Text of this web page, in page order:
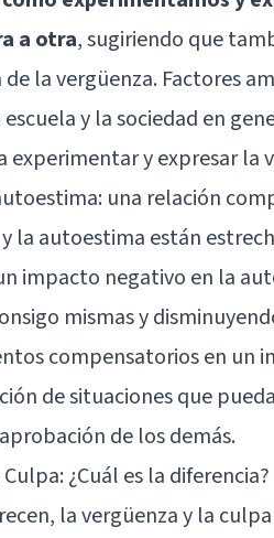
a otra, sugiriendo que
de la vergüenza. Factores
y la sociedad en
experimentar y expresar la
una relación
la autoestima están
impacto negativo en la
mismas y
compensatorios en un
de situaciones que
de los demás.
¿Cuál es la diferencia?
la vergüenza y la